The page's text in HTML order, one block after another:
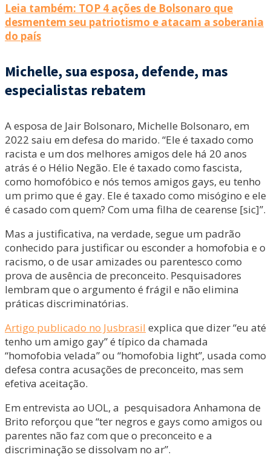
Leia também: TOP 4 ações de Bolsonaro que
desmentem seu patriotismo e atacam a soberania
do país
Michelle, sua esposa, defende, mas
especialistas rebatem
A esposa de Jair Bolsonaro, Michelle Bolsonaro, em
2022 saiu em defesa do marido. “Ele é taxado como
racista e um dos melhores amigos dele há 20 anos
atrás é o Hélio Negão. Ele é taxado como fascista,
como homofóbico e nós temos amigos gays, eu tenho
um primo que é gay. Ele é taxado como misógino e ele
é casado com quem? Com uma filha de cearense [sic]”.
Mas a justificativa, na verdade, segue um padrão
conhecido para justificar ou esconder a homofobia e o
racismo, o de usar amizades ou parentesco como
prova de ausência de preconceito. Pesquisadores
lembram que o argumento é frágil e não elimina
práticas discriminatórias.
Artigo publicado no Jusbrasil explica que dizer “eu até
tenho um amigo gay” é típico da chamada
“homofobia velada” ou “homofobia light”, usada como
defesa contra acusações de preconceito, mas sem
efetiva aceitação.
Em entrevista ao UOL, a pesquisadora Anhamona de
Brito reforçou que “ter negros e gays como amigos ou
parentes não faz com que o preconceito e a
discriminação se dissolvam no ar”.